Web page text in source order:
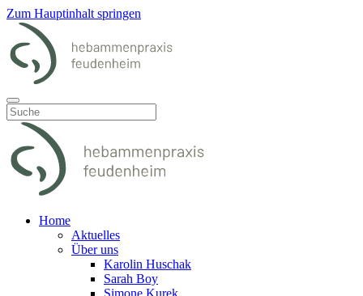
Zum Hauptinhalt springen
Home
Aktuelles
Über uns
Karolin Huschak
Sarah Boy
Simone Kurek